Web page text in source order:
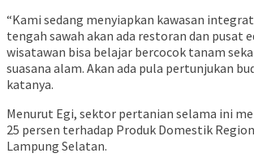
“Kami sedang menyiapkan kawasan
tengah sawah akan ada restoran dan pusat
wisatawan bisa belajar bercocok tanam
suasana alam. Akan ada pula pertunjukan
katanya.
Menurut Egi, sektor pertanian selama ini
25 persen terhadap Produk Domestik
Lampung Selatan.